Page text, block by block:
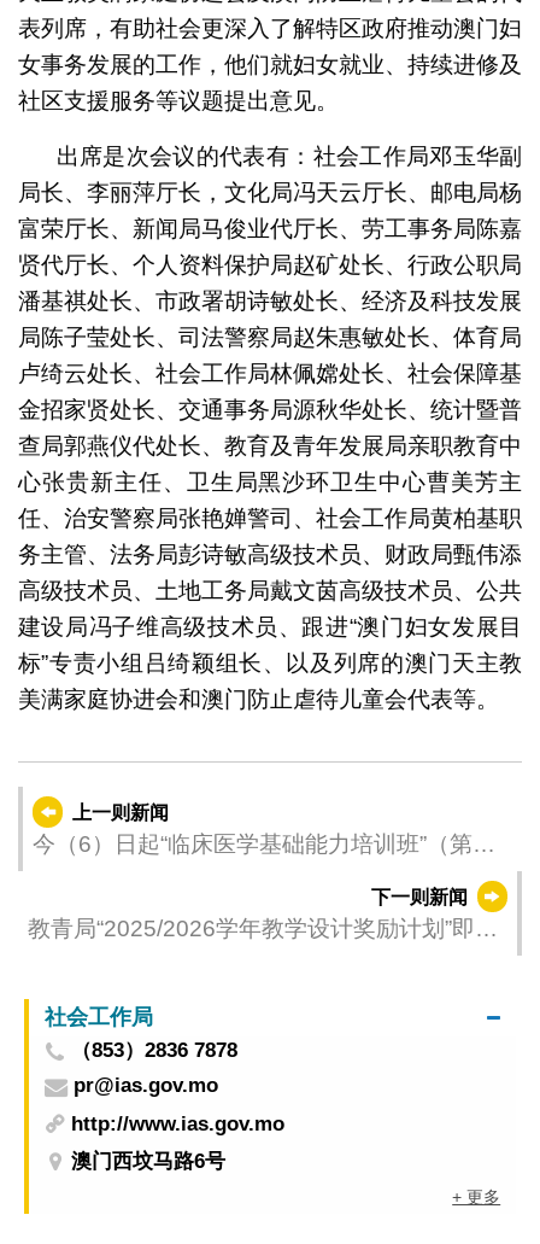
表列席，有助社会更深入了解特区政府推动澳门妇
女事务发展的工作，他们就妇女就业、持续进修及
社区支援服务等议题提出意见。
出席是次会议的代表有：社会工作局邓玉华副
局长、李丽萍厅长，文化局冯天云厅长、邮电局杨
富荣厅长、新闻局马俊业代厅长、劳工事务局陈嘉
贤代厅长、个人资料保护局赵矿处长、行政公职局
潘基祺处长、市政署胡诗敏处长、经济及科技发展
局陈子莹处长、司法警察局赵朱惠敏处长、体育局
卢绮云处长、社会工作局林佩嫦处长、社会保障基
金招家贤处长、交通事务局源秋华处长、统计暨普
查局郭燕仪代处长、教育及青年发展局亲职教育中
心张贵新主任、卫生局黑沙环卫生中心曹美芳主
任、治安警察局张艳婵警司、社会工作局黄柏基职
务主管、法务局彭诗敏高级技术员、财政局甄伟添
高级技术员、土地工务局戴文茵高级技术员、公共
建设局冯子维高级技术员、跟进“澳门妇女发展目
标”专责小组吕绮颖组长、以及列席的澳门天主教
美满家庭协进会和澳门防止虐待儿童会代表等。
上一则新闻
今（6）日起“临床医学基础能力培训班”（第二
下一则新闻
教青局“2025/2026学年教学设计奖励计划”即日
社会工作局
（853）2836 7878
pr@ias.gov.mo
http://www.ias.gov.mo
澳门西坟马路6号
+ 更多